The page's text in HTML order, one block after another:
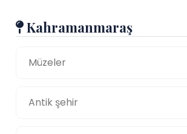
Kahramanmaraş
Müzeler
Antik şehir